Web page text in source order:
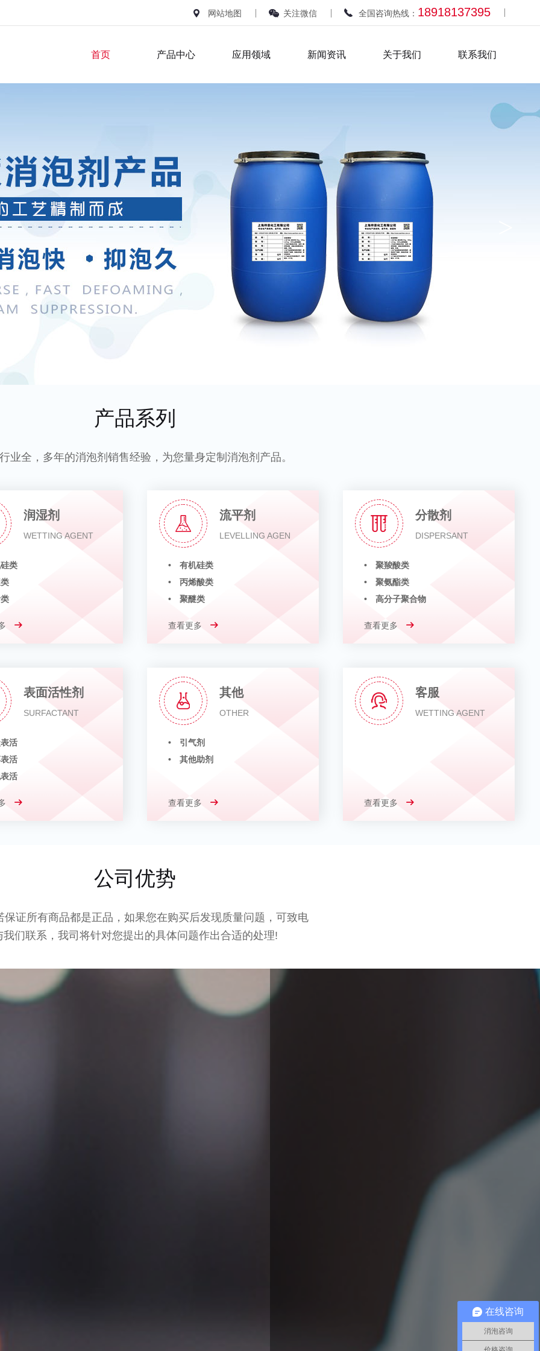
网站地图 关注微信 全国咨询热线： 18918137395
首页 产品中心 应用领域 新闻资讯 关于我们 联系我们
产品系列
业全，多年的消泡剂销售经验，为您量身定制消泡剂产品。
润湿剂
WETTING AGENT
类
流平剂
LEVELLING AGEN
• 有机硅类
• 丙烯酸类
• 聚醚类
查看更多
分散剂
DISPERSANT
• 聚羧酸类
• 聚氨酯类
• 高分子聚合物
查看更多
表面活性剂
SURFACTANT
活
活
活
其他
OTHER
• 引气剂
• 其他助剂
查看更多
客服
WETTING AGENT
查看更多
公司优势
保证所有商品都是正品，如果您在购买后发现质量问题，可致电
我们联系，我司将针对您提出的具体问题作出合适的处理!
在线咨询
消泡咨询